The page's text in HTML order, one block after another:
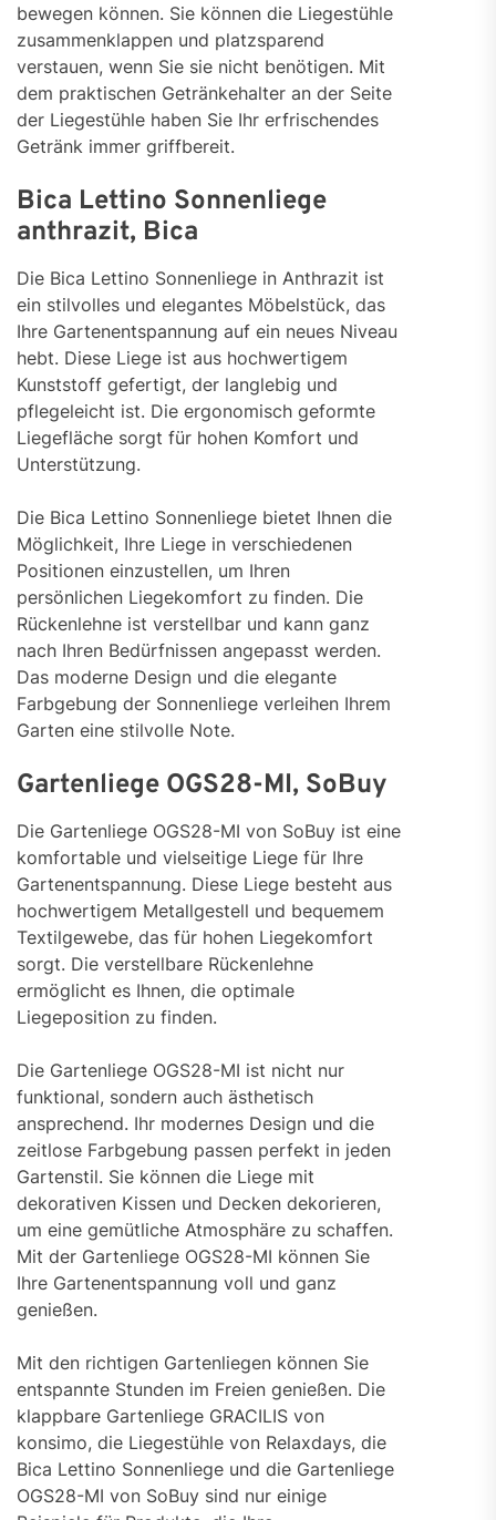
bewegen können. Sie können die Liegestühle
zusammenklappen und platzsparend
verstauen, wenn Sie sie nicht benötigen. Mit
dem praktischen Getränkehalter an der Seite
der Liegestühle haben Sie Ihr erfrischendes
Getränk immer griffbereit.
Bica Lettino Sonnenliege
anthrazit, Bica
Die Bica Lettino Sonnenliege in Anthrazit ist
ein stilvolles und elegantes Möbelstück, das
Ihre Gartenentspannung auf ein neues Niveau
hebt. Diese Liege ist aus hochwertigem
Kunststoff gefertigt, der langlebig und
pflegeleicht ist. Die ergonomisch geformte
Liegefläche sorgt für hohen Komfort und
Unterstützung.
Die Bica Lettino Sonnenliege bietet Ihnen die
Möglichkeit, Ihre Liege in verschiedenen
Positionen einzustellen, um Ihren
persönlichen Liegekomfort zu finden. Die
Rückenlehne ist verstellbar und kann ganz
nach Ihren Bedürfnissen angepasst werden.
Das moderne Design und die elegante
Farbgebung der Sonnenliege verleihen Ihrem
Garten eine stilvolle Note.
Gartenliege OGS28-MI, SoBuy
Die Gartenliege OGS28-MI von SoBuy ist eine
komfortable und vielseitige Liege für Ihre
Gartenentspannung. Diese Liege besteht aus
hochwertigem Metallgestell und bequemem
Textilgewebe, das für hohen Liegekomfort
sorgt. Die verstellbare Rückenlehne
ermöglicht es Ihnen, die optimale
Liegeposition zu finden.
Die Gartenliege OGS28-MI ist nicht nur
funktional, sondern auch ästhetisch
ansprechend. Ihr modernes Design und die
zeitlose Farbgebung passen perfekt in jeden
Gartenstil. Sie können die Liege mit
dekorativen Kissen und Decken dekorieren,
um eine gemütliche Atmosphäre zu schaffen.
Mit der Gartenliege OGS28-MI können Sie
Ihre Gartenentspannung voll und ganz
genießen.
Mit den richtigen Gartenliegen können Sie
entspannte Stunden im Freien genießen. Die
klappbare Gartenliege GRACILIS von
konsimo, die Liegestühle von Relaxdays, die
Bica Lettino Sonnenliege und die Gartenliege
OGS28-MI von SoBuy sind nur einige